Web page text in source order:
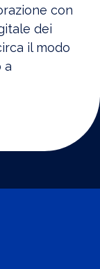
con
dei
il modo
a